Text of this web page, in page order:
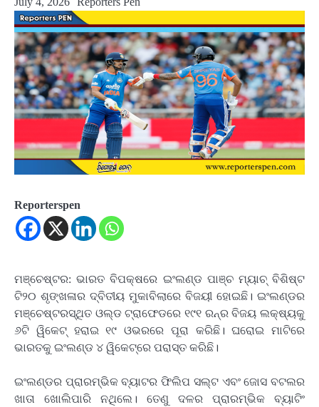
Reporterspen
ମଞ୍ଚେଷ୍ଟର: ଭାରତ ବିପକ୍ଷରେ ଇଂଲଣ୍ଡ ପାଞ୍ଚ ମ୍ୟାଚ୍‌ ବିଶିଷ୍ଟ
ଟି୨୦ ଶୃଙ୍ଖଳାର ଦ୍ବିତୀୟ ମୁକାବିଲାରେ ବିଜୟୀ ହୋଇଛି। ଇଂଲଣ୍ଡର
ମଞ୍ଚେଷ୍ଟରସ୍ଥିତ ଓଲ୍ଡ ଟ୍ରାଫେଡରେ ୧୯୧ ରନ୍‌ର ବିଜୟ ଲକ୍ଷ୍ୟକୁ
୬ଟି ୱିକେଟ୍‌ ହରାଇ ୧୯ ଓଭରରେ ପୂରା କରିଛି। ଘରୋଇ ମାଟିରେ
ଭାରତକୁ ଇଂଲଣ୍ଡ ୪ ୱିକେଟ୍‌ରେ ପରାସ୍ତ କରିଛି।
ଇଂଲଣ୍ଡର ପ୍ରାରମ୍ଭିକ ବ୍ୟାଟର ଫିଲିପ ସଲ୍ଟ ଏବଂ ଜୋସ ବଟଲର
ଖାତା ଖୋଲିପାରି ନଥିଲେ। ତେଣୁ ଦଳର ପ୍ରାରମ୍ଭିକ ବ୍ୟାଟିଂ